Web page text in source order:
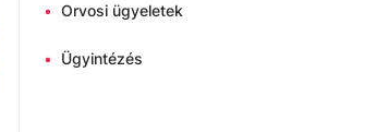
• Orvosi ügyeletek
• Ügyintézés